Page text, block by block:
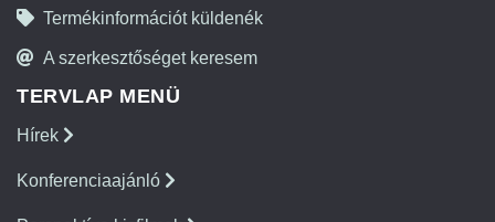
Termékinformációt küldenék
A szerkesztőséget keresem
TERVLAP MENÜ
Hírek
Konferenciaajánló